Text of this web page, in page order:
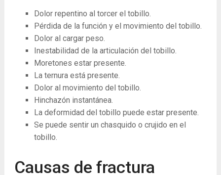
Dolor repentino al torcer el tobillo.
Pérdida de la función y el movimiento del tobillo.
Dolor al cargar peso.
Inestabilidad de la articulación del tobillo.
Moretones estar presente.
La ​​ternura está presente.
Dolor al movimiento del tobillo.
Hinchazón instantánea.
La ​​deformidad del tobillo puede estar presente.
Se puede sentir un chasquido o crujido en el
tobillo.
Causas de fractura